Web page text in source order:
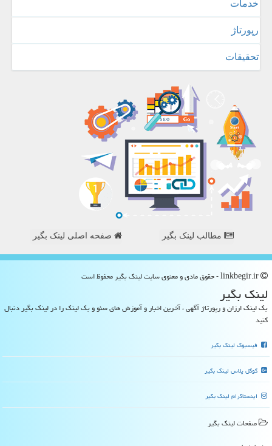
خدمات
رپورتاژ
تحقیقات
مطالب لینک بگیر صفحه اصلی لینک بگیر
لینك بگیر
بک لینک ارزان و رپورتاژ آگهی ، آخرین اخبار و آموزش های سئو و بک لینک را در لینک بگیر دنبال
کنید
فیسبوک لینک بگیر
گوگل پلاس لینک بگیر
اینستاگرام لینک بگیر
صفحات لینك بگیر